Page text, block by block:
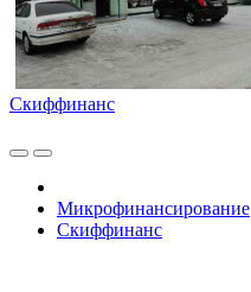
Скиффинанс
Микрофинансирование
Скиффинанс